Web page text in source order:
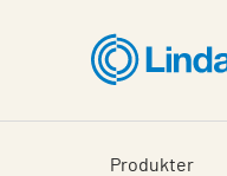
hovedinnhold
Produkter